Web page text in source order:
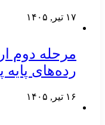
۱۷ تیر, ۱۴۰۵
مرحله دوم
رده‌های
۱۶ تیر, ۱۴۰۵